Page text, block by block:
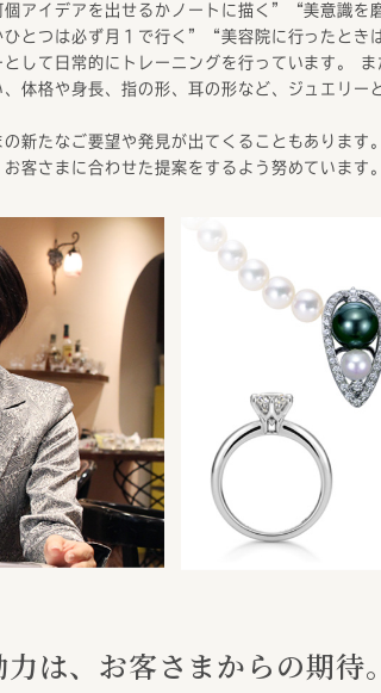
アイデアを出せるかノートに描く”“美意識を
とつは必ず月１で行く”“美容院に行ったとき
して日常的にトレーニングを行っています。
体格や身長、指の形、耳の形など、ジュエリー
新たなご要望や発見が出てくることもあります
客さまに合わせた提案をするよう努めています。
は、お客さまからの期待。